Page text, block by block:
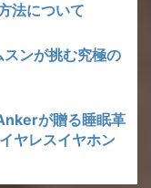
法について
ンが挑む究極の
が贈る睡眠革
ヤレスイヤホン